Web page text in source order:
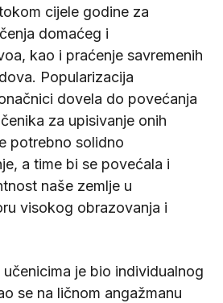
cijele godine za
domaćeg i
kao i praćenje savremenih
Popularizacija
dovela do povećanja
za upisivanje onih
potrebno solidno
a time bi se povećala i
naše zemlje u
visokog obrazovanja i
je bio individualnog
se na ličnom angažmanu